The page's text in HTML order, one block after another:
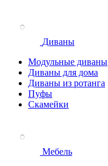
Диваны
Модульные диваны
Диваны для дома
Диваны из ротанга
Пуфы
Скамейки
Мебель